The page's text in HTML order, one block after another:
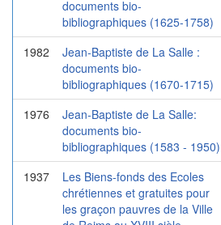
documents bio-
bibliographiques (1625-1758)
1982
Jean-Baptiste de La Salle :
documents bio-
bibliographiques (1670-1715)
1976
Jean-Baptiste de La Salle:
documents bio-
bibliographiques (1583 - 1950)
1937
Les Biens-fonds des Ecoles
chrétiennes et gratuites pour
les graçon pauvres de la Ville